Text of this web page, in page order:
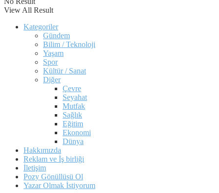
View All Result
Kategoriler
Gündem
Bilim / Teknoloji
Yaşam
Spor
Kültür / Sanat
Diğer
Çevre
Seyahat
Mutfak
Sağlık
Eğitim
Ekonomi
Dünya
Hakkımızda
Reklam ve İş birliği
İletişim
Pozy Gönüllüsü Ol
Yazar Olmak İstiyorum